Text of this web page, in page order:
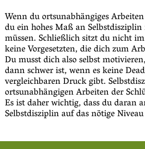
Wenn du ortsunabhängiges
du ein hohes Maß an
müssen. Schließlich sitzt du nicht
keine Vorgesetzten, die dich zum
Du musst dich also selbst
dann schwer ist, wenn es keine
vergleichbaren Druck gibt.
ortsunabhängigen Arbeiten der
Es ist daher wichtig, dass du daran
Selbstdisziplin auf das nötige